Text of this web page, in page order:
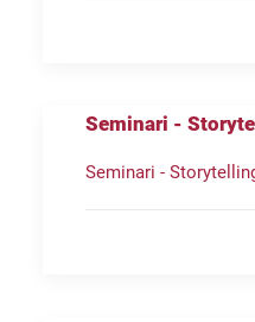
Seminari -
Seminari -